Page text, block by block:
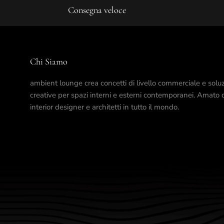
Consegna veloce
Chi Siamo
ambient lounge crea concetti di livello commerciale e
creative per spazi interni e esterni contemporanei. Amato
interior designer e architetti in tutto il mondo.